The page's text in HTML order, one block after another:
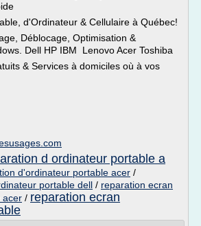
d'Ordinateur & Cellulaire à Québec!
Déblocage, Optimisation &
Dell HP IBM Lenovo Acer Toshiba
& Services à domiciles où à vos
d ordinateur portable a
d'ordinateur portable acer /
portable dell / reparation ecran
acer / reparation ecran